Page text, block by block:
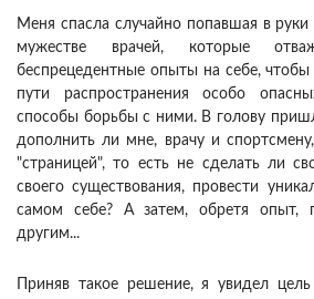
Меня спасла случайно попавшая в руки
мужестве врачей, которые
беспрецедентные опыты на себе,
пути распространения особо
способы борьбы с ними. В голову
дополнить ли мне, врачу и
"страницей", то есть не сделать ли
своего существования, провести
самом себе? А затем, обретя
другим...
Приняв такое решение, я увидел